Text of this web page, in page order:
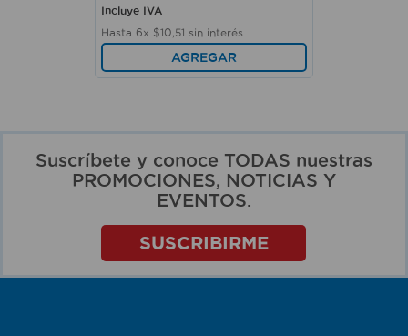
Incluye IVA
Hasta 6x $10 51 sin interés
AGREGAR
Suscríbete y conoce TODAS nuestras
PROMOCIONES, NOTICIAS Y
EVENTOS.
SUSCRIBIRME